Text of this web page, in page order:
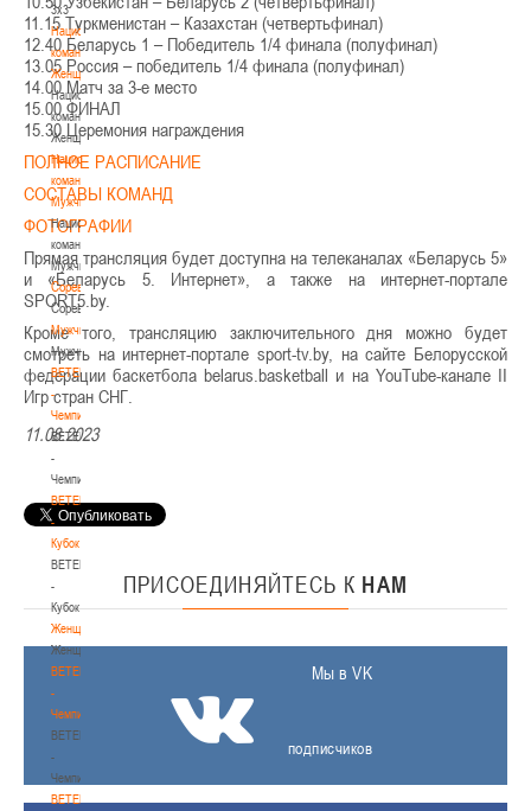
3х3
Национальная
команда.
Женщины
Национальная
команда.
Женщины
Национальная
команда.
Мужчины
Национальная
команда.
Мужчины
Соревнования
Соревнования
Мужчины
Мужчины
BETERA
-
Чемпионат
BETERA
-
Чемпионат
BETERA
-
Кубок
BETERA
-
Кубок
Женщины
Женщины
BETERA
-
Чемпионат
BETERA
-
Чемпионат
BETERA
11.15 Туркменистан – Казахстан (четвертьфинал)
12.40 Беларусь 1 – Победитель 1/4 финала (полуфинал)
13.05 Россия – победитель 1/4 финала (полуфинал)
14.00 Матч за 3-е место
15.00 ФИНАЛ
15.30 Церемония награждения
ПОЛНОЕ РАСПИСАНИЕ
СОСТАВЫ КОМАНД
ФОТОГРАФИИ
Прямая трансляция будет доступна на телеканалах «Беларусь 5»
и «Беларусь 5. Интернет», а также на интернет-портале
SPORT5.by.
Кроме того, трансляцию заключительного дня можно будет
смотреть на интернет-портале sport-tv.by, на сайте Белорусской
федерации баскетбола belarus.basketball и на YouTube-канале II
Игр стран СНГ.
11.08.2023
ПРИСОЕДИНЯЙТЕСЬ К НАМ
Мы в VK
подписчиков